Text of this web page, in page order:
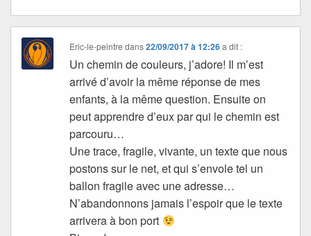
Eric-le-peintre dans22/09/2017 à 12:26 a dit :
Un chemin de couleurs, j’adore! Il m’est
arrivé d’avoir la même réponse de mes
enfants, à la même question. Ensuite on
peut apprendre d’eux par qui le chemin est
parcouru…
Une trace, fragile, vivante, un texte que nous
postons sur le net, et qui s’envole tel un
ballon fragile avec une adresse…
N’abandonnons jamais l’espoir que le texte
arrivera à bon port